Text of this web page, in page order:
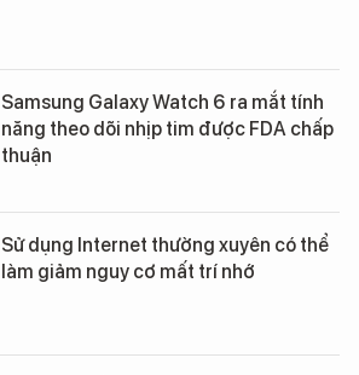
Samsung Galaxy Watch 6 ra mắt tính
năng theo dõi nhịp tim được FDA chấp
thuận
Sử dụng Internet thường xuyên có thể
làm giảm nguy cơ mất trí nhớ